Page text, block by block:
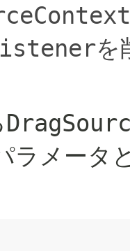
を
ラメータ